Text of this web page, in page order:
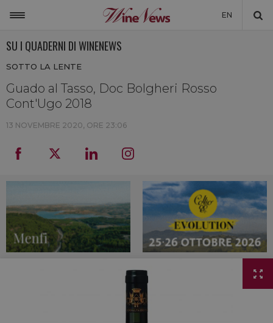
EN
NON SOLO VINO
WINENEWS TV
SU I QUADERNI DI WINENEWS
SOTTO LA LENTE
Guado al Tasso, Doc Bolgheri Rosso
Cont'Ugo 2018
13 NOVEMBRE 2020, ORE 23:06